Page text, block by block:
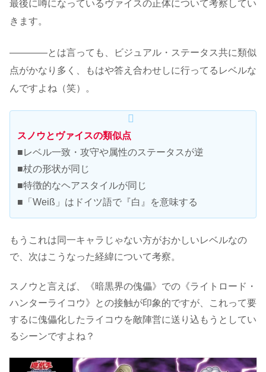
最後に噂になっているヴァイスの正体について考察してい
きます。
――――とは言っても、ビジュアル・ステータス共に類似
点がかなり多く、もはや答え合わせしに行ってるレベルな
んですよね（笑）。
スノウとヴァイスの類似点
■レベル一致・攻守や属性のステータスが逆
■杖の形状が同じ
■特徴的なヘアスタイルが同じ
■「Weiß」はドイツ語で『白』を意味する
もうこれは同一キャラじゃない方がおかしいレベルなの
で、次はこうなった経緯について考察。
スノウと言えば、《暗黒界の傀儡》での《ライトロード・
ハンターライコウ》との接触が印象的ですが、これって要
するに傀儡化したライコウを敵陣営に送り込もうとしてい
るシーンですよね？